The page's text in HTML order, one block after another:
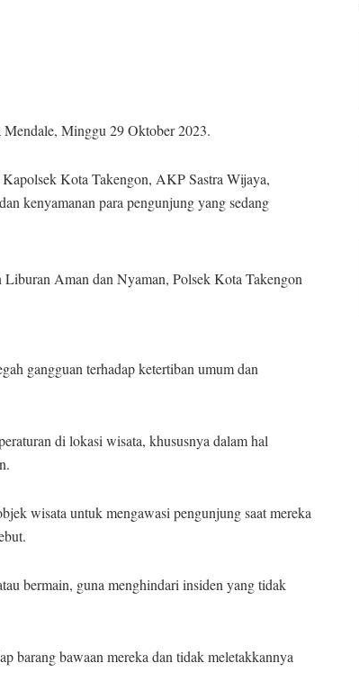
Minggu 29 Oktober 2023.
Kota Takengon, AKP Sastra Wijaya,
kenyamanan para pengunjung yang sedang
gangguan terhadap ketertiban umum dan
di lokasi wisata, khususnya dalam hal
wisata untuk mengawasi pengunjung saat mereka
bermain, guna menghindari insiden yang tidak
barang bawaan mereka dan tidak meletakkannya